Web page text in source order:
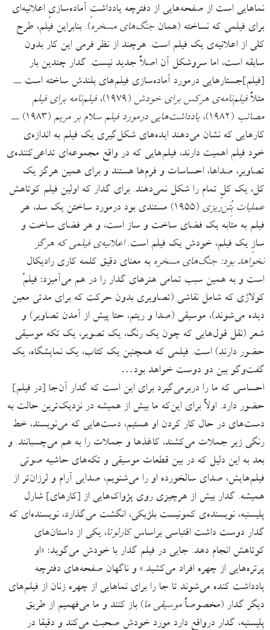
نماهایی است از صفحه‌هایی از دفترچه یادداشتِ آماده‌سازیِ اعلانیه‌ای
برای فیلمی که نساخته (همانجنگ‌های مسخره). بنابراین فیلم، طرح
کلی از اعلانیه‌ی یک فیلم است. هرچند از نظر فرمی این کار بدون
سابقه است، اما سروشکل آن اصلاً جدید نیست. گدار چندین بار
[فیلم]جستارهایی درمورد آماده‌سازی فیلم‌های بلندش ساخته است ــ
مثلاًفیلم‌نامه‌ی هرکس برای خودش (۱۹۷۹)،
فیلم‌نامه برای فیلم
مصائب (۱۹۸۲)، یادداشت‌هایی درمورد فیلم سلام بر مریم
(۱۹۸۳) ــ
کارهایی که نشان می‌دهند ایده‌های شکل‌گیری یک فیلم به اندازه‌ی
خود فیلم اهمیت دارند، فیلم‌هایی که در واقع مجموعه‌ای تداعی‌کننده‌ی
تصاویر، صداها، احساسات و فرم‌ها هستند و برای همین هرگز یک
کل، یک کلِ تمام را شکل نمی‌دهند. برای گدار که اولین فیلم کوتاهش
عملیات بِتُن‌ریزی
(۱۹۵۵) مستندی بود درمورد ساختن یک سد، هر
فیلم به مثابه یک فضای ساخت و ساز است، و هر فضای ساخت و
سازِ یک فیلم، خودش یک فیلم است.اعلانیه‌ی فیلمی که هرگز
نخواهد بود: جنگ‌های مسخره به معنای دقیق کلمه کاری رادیکال
است و به همین سبب تمامی هنرهای گدار را در هم می‌آمیزد: فیلمْ
کولاژی که شامل نقاشی (تصاویری بدون حرکت که برای مدتی معین
دیده می‌شوند)، موسیقی (صدا و ریتم، حتا پیش از آمدن تصاویر) و
شعر (نقل قول‌هایی که چون یک رنگ، یک تصویر، یک تکه موسیقی
حضور دارند) است. فیلمی که همچنین یک کتاب، یک نمایشگاه، یک
گفت‌وگو بین دو دوست خواهد بود…
احساسی که ما را دربرمی‌گیرد برای این است که گدار آن‌جا [در فیلم]
حضور دارد. اولاً برای این‌که ما بیش از همیشه در نزدیک‌ترین حالت به
دست‌های در حال کار کردن او هستیم، دست‌هایی که می‌نویسند، خط
رنگی زیر جملات می‌کشند، کاغذها و جملات را به هم می‌چسبانند. و
بعد به این دلیل که در بین قطعات موسیقی و تکه‌های حاشیه صوتی
فیلم‌هایش، صدای سالخورده او را می‌شنویم، صدایی آرام و لرزان‌تر از
همیشه. گدار بیش از هرچیزی روی پژواک‌هایی از [کارهای] شارل
پلیسنیه، نویسنده‌ی کمونیست بلژیکی، انگشت می‌گذارد، نویسنده‌ای که
گدار دوست داشت اقتباسی براساس کارلوتا، یکی از داستان‌های
کوتاهش انجام دهد. جایی در فیلم گدار با خودش می‌گوید: «او
پرتره‌هایی از چهره افراد می‌کشید.» و ناگهان صفحه‌های دفترچه
یادداشت کنده می‌شوند تا جا را برای نماهایی از چهره زنان از فیلم‌های
دیگر گدار (مخصوصاًموسیقی ما) باز کنند و ما می‌فهمیم از طریق
پلیسنیه، گدار درواقع دارد مورد خودش صحبت می‌کند و دقیقا در